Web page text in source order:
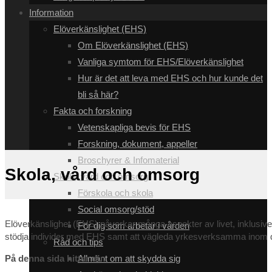
Information
Elöverkänslighet (EHS)
Om Elöverkänslighet (EHS)
Vanliga symtom för EHS/Elöverkänslighet
Hur är det att leva med EHS och hur kunde det
bli så här?
Fakta och forskning
Vetenskapliga bevis för EHS
Forskning, dokument, appeller
Broschyrer & Infomaterial
Skola, vård och omsorg
Förskola och skola
Social omsorg/stöd
För dig som arbetar i vården
Råd och tips
Allmänt om att skydda sig
Skola, vård och omsorg
Elöverkänslighet (EHS) påverkar många aspekter av livet,
stödja individer med EHS samt att vägleda yrkesverksamma inom
På denna sida hittar du: